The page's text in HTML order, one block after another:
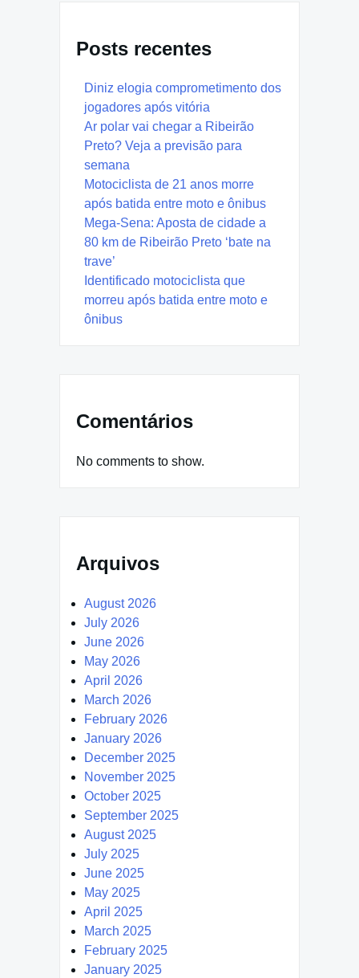
Posts recentes
Diniz elogia comprometimento dos
jogadores após vitória
Ar polar vai chegar a Ribeirão
Preto? Veja a previsão para
semana
Motociclista de 21 anos morre
após batida entre moto e ônibus
Mega-Sena: Aposta de cidade a
80 km de Ribeirão Preto ‘bate na
trave’
Identificado motociclista que
morreu após batida entre moto e
ônibus
Comentários
No comments to show.
Arquivos
August 2026
July 2026
June 2026
May 2026
April 2026
March 2026
February 2026
January 2026
December 2025
November 2025
October 2025
September 2025
August 2025
July 2025
June 2025
May 2025
April 2025
March 2025
February 2025
January 2025